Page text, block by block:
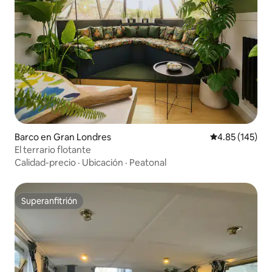
Barco en Gran Londres Calificación
4.85 (145)
El terrario flotante
Calidad-precio · Ubicación · Peatonal
Superanfitrión
Superanfitrión